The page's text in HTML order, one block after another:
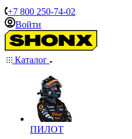
+7 800 250-74-02
Войти
Каталог
ПИЛОТ